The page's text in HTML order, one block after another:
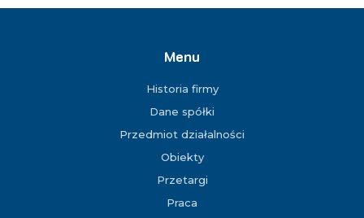
Menu
Historia firmy
Dane spółki
Przedmiot działalności
Obiekty
Przetargi
Praca